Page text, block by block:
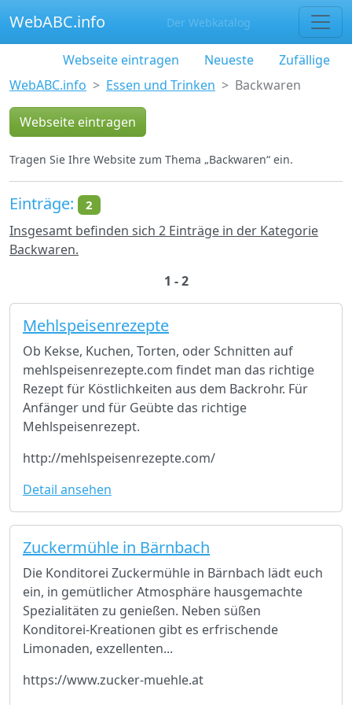
WebABC.info Der Webkatalog
Webseite eintragen Neueste
Zufällige
WebABC.info
Essen und Trinken Backwaren
Webseite eintragen
Tragen Sie Ihre Website zum Thema „Backwaren“ ein.
Einträge: 2
Insgesamt befinden sich 2 Einträge in der Kategorie
Backwaren.
1 - 2
Mehlspeisenrezepte
Ob Kekse, Kuchen, Torten, oder Schnitten auf
mehlspeisenrezepte.com findet man das richtige
Rezept für Köstlichkeiten aus dem Backrohr. Für
Anfänger und für Geübte das richtige
Mehlspeisenrezept.
http://mehlspeisenrezepte.com/
Detail ansehen
Zuckermühle in Bärnbach
Die Konditorei Zuckermühle in Bärnbach lädt euch
ein, in gemütlicher Atmosphäre hausgemachte
Spezialitäten zu genießen. Neben süßen
Konditorei-Kreationen gibt es erfrischende
Limonaden, exzellenten...
https://www.zucker-muehle.at